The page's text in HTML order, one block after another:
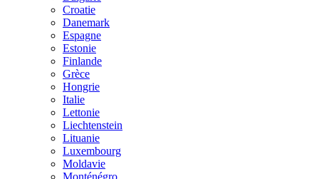
Croatie
Danemark
Espagne
Estonie
Finlande
Grèce
Hongrie
Italie
Lettonie
Liechtenstein
Lituanie
Luxembourg
Moldavie
Monténégro